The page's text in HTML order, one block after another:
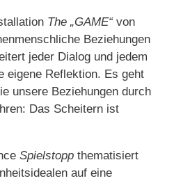
The „GAME“ von
Beziehungen
jeder Dialog und jedem
eigene Reflektion. Es geht
unsere Beziehungen durch
Das Scheitern ist
Spielstopp thematisiert
auf eine